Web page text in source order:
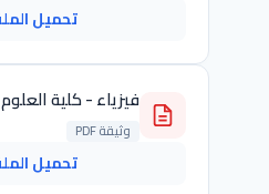
تحميل
فيزياء - كلية
وثيقة PDF
تحميل